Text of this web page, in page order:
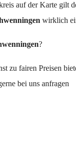
auf der Karte gilt
wirklich
?
zu fairen Preisen
bei uns anfragen